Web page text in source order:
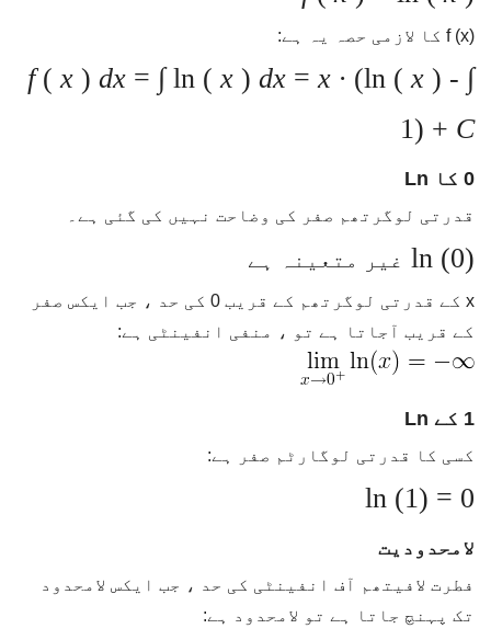
f (x) کا لازمی حصہ یہ ہے:
∫
f(x)dx= ∫ln (x)dx=x ∙(ln (x) -
1) +C
قدرتی لوگرتھم صفر کی وضاحت نہیں کی گئی ہے۔
ln (0) غیر متعینہ ہے
x کے قدرتی لوگرتھم کے قریب 0 کی حد ، جب ایکس صفر
کے قریب آجاتا ہے تو ، منفی انفینٹی ہے:
کسی کا قدرتی لوگارٹم صفر ہے:
ln (1) = 0
لامحدودیت
فطرت لافیتھم آف انفینٹی کی حد ، جب ایکس لامحدود
تک پہنچ جاتا ہے تو لامحدود ہے: